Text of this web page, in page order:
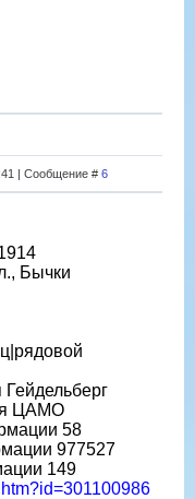
| Сообщение # 6
Бычки
ЦАМО
58
977527
149